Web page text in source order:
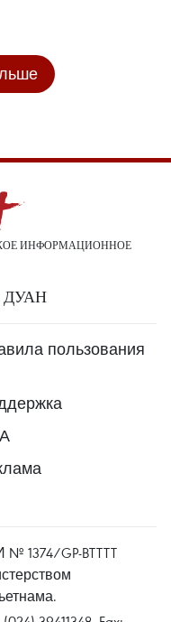
ИНФОРМАЦИОННОЕ
ДУАН
пользования
1374/GP-BTTTT